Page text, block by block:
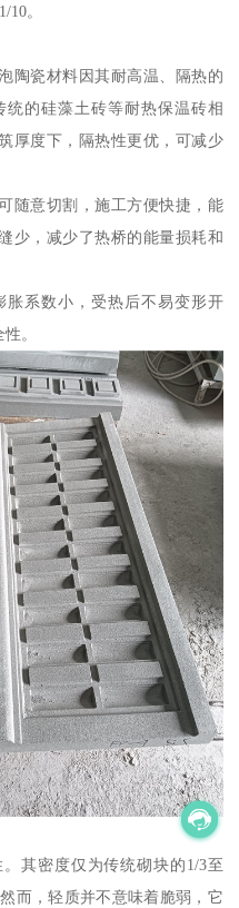
。
陶瓷材料因其耐高温、隔热的
的硅藻土砖等耐热保温砖相
厚度下，隔热性更优，可减少
随意切割，施工方便快捷，能
少，减少了热桥的能量损耗和
系数小，受热后不易变形开
。
其密度仅为传统砌块的1/3至
而，轻质并不意味着脆弱，它